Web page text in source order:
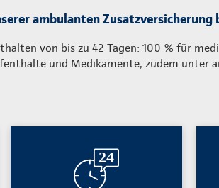
ambulanten Zusatzversicherung
von bis zu 42 Tagen: 100 % für
und Medikamente, zudem unter